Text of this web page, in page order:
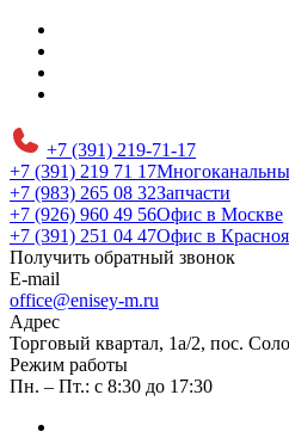
+7 (391) 219-71-17
+7 (391) 219 71 17
+7 (983) 265 08 32Запчасти
+7 (926) 960 49 56Офис в Москве
+7 (391) 251 04 47Офис в
Получить обратный звонок
E-mail
office@enisey-m.ru
Адрес
​Торговый квартал, 1а/2, пос.
Режим работы
Пн. – Пт.: с 8:30 до 17:30